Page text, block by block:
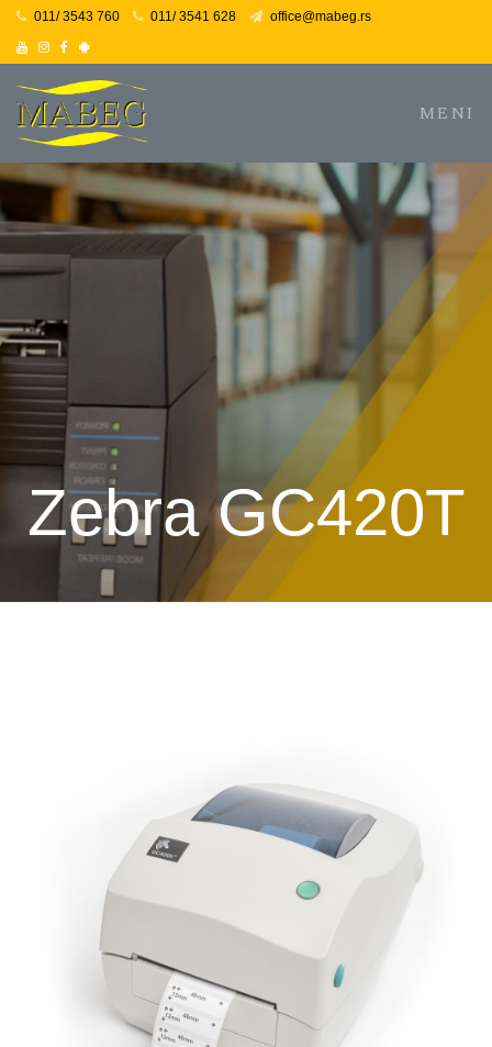
011/ 3543 760 011/ 3541 628 office@mabeg.rs
YoutubeInstagram
Facebook
Facebook
MENI
Zebra GC420T